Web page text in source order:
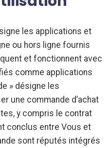
les applications et
ou hors ligne fournis
et fonctionnent avec
comme applications
» désigne les
une commande d’achat
y compris le contrat
conclus entre Vous et
sont réputés intégrés